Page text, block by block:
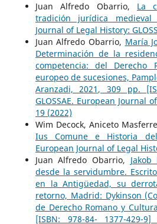
Juan Alfredo Obarrio, La
tradición jurídica medieval
Journal of Legal History:
Juan Alfredo Obarrio, María
Determinación de la
competencia: del Derecho
europeo de sucesiones,
Aranzadi, 2021, 309 pp.
GLOSSAE. European Journal
19 (2022)
Wim Decock, Aniceto
Ius Comune e Historia
European Journal of Legal
Juan Alfredo Obarrio,
desde la servidumbre.
en la Antigüedad, su
retorno, Madrid: Dykinson
de Derecho Romano y
[ISBN: 978-84- 1377-429-9]